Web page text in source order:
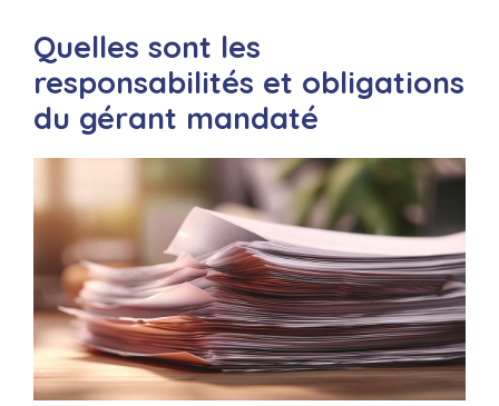
Quelles sont les
responsabilités et obligations
du gérant mandaté